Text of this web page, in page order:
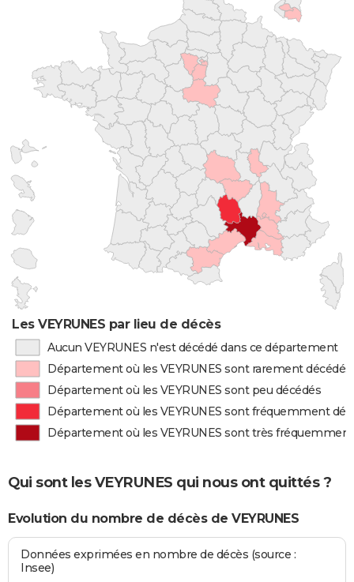
Les VEYRUNES par lieu de décès
Aucun VEYRUNES n'est décédé dans ce département
Département où les VEYRUNES sont rarement décédés
Département où les VEYRUNES sont peu décédés
Département où les VEYRUNES sont fréquemment
Département où les VEYRUNES sont très
Qui sont les VEYRUNES qui nous ont quittés ?
Evolution du nombre de décès de VEYRUNES
Données exprimées en nombre de décès (source :
Insee)